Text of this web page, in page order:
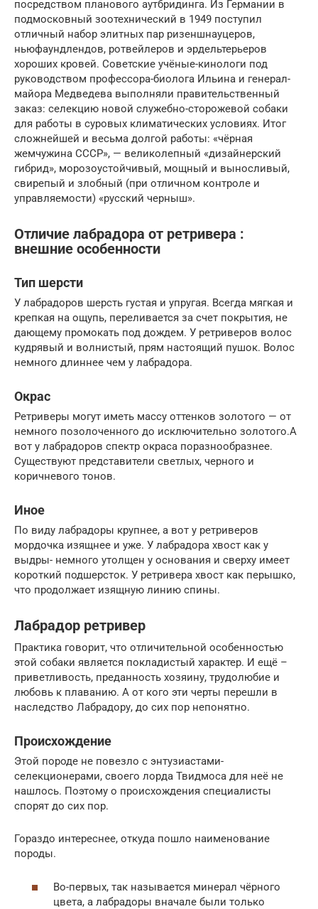
посредством планового аутбридинга. Из Германии в
подмосковный зоотехнический в 1949 поступил
отличный набор элитных пар ризеншнауцеров,
ньюфаундлендов, ротвейлеров и эрдельтерьеров
хороших кровей. Советские учёные-кинологи под
руководством профессора-биолога Ильина и генерал-
майора Медведева выполняли правительственный
заказ: селекцию новой служебно-сторожевой собаки
для работы в суровых климатических условиях. Итог
сложнейшей и весьма долгой работы: «чёрная
жемчужина СССР», — великолепный «дизайнерский
гибрид», морозоустойчивый, мощный и выносливый,
свирепый и злобный (при отличном контроле и
управляемости) «русский черныш».
Отличие лабрадора от ретривера :
внешние особенности
Тип шерсти
У лабрадоров шерсть густая и упругая. Всегда мягкая и
крепкая на ощупь, переливается за счет покрытия, не
дающему промокать под дождем. У ретриверов волос
кудрявый и волнистый, прям настоящий пушок. Волос
немного длиннее чем у лабрадора.
Окрас
Ретриверы могут иметь массу оттенков золотого — от
немного позолоченного до исключительно золотого.А
вот у лабрадоров спектр окраса поразнообразнее.
Существуют представители светлых, черного и
коричневого тонов.
Иное
По виду лабрадоры крупнее, а вот у ретриверов
мордочка изящнее и уже. У лабрадора хвост как у
выдры- немного утолщен у основания и сверху имеет
короткий подшерсток. У ретривера хвост как перышко,
что продолжает изящную линию спины.
Лабрадор ретривер
Практика говорит, что отличительной особенностью
этой собаки является покладистый характер. И ещё –
приветливость, преданность хозяину, трудолюбие и
любовь к плаванию. А от кого эти черты перешли в
наследство Лабрадору, до сих пор непонятно.
Происхождение
Этой породе не повезло с энтузиастами-
селекционерами, своего лорда Твидмоса для неё не
нашлось. Поэтому о происхождения специалисты
спорят до сих пор.
Гораздо интереснее, откуда пошло наименование
породы.
Во-первых, так называется минерал чёрного
цвета, а лабрадоры вначале были только